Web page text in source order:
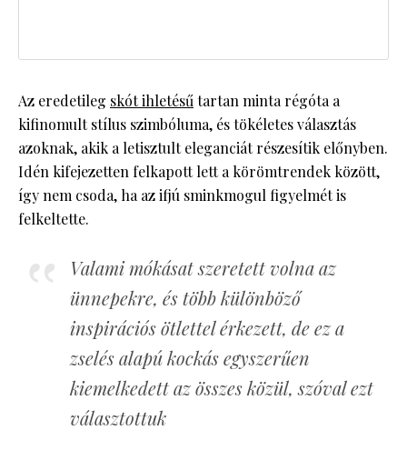
Az eredetileg skót ihletésűtartan minta régóta a
kifinomult stílus szimbóluma, és tökéletes választás
azoknak, akik a letisztult eleganciát részesítik előnyben.
Idén kifejezetten felkapott lett a körömtrendek között,
így nem csoda, ha az ifjú sminkmogul figyelmét is
felkeltette.
Valami mókásat szeretett volna az
ünnepekre, és több különböző
inspirációs ötlettel érkezett, de ez a
zselés alapú kockás egyszerűen
kiemelkedett az összes közül, szóval ezt
választottuk